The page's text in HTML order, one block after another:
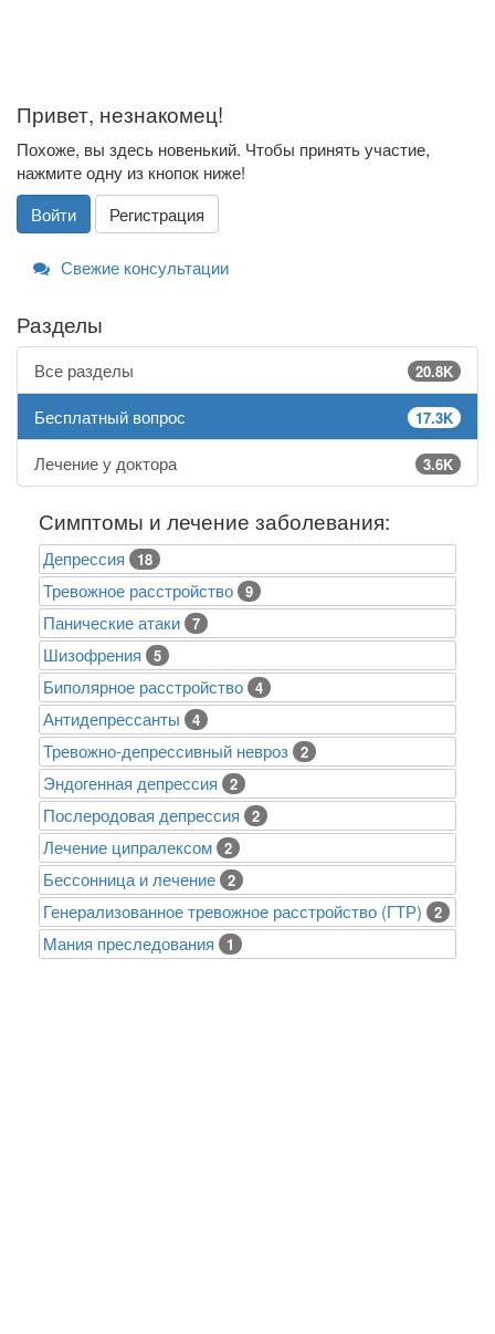
Привет, незнакомец!
Похоже, вы здесь новенький. Чтобы принять участие,
нажмите одну из кнопок ниже!
Войти
Регистрация
Свежие консультации
Разделы
Все разделы 20.8K
Бесплатный вопрос 17.3K
Лечение у доктора 3.6K
Симптомы и лечение заболевания:
Депрессия 18
Тревожное расстройство 9
Панические атаки 7
Шизофрения 5
Биполярное расстройство 4
Антидепрессанты 4
Тревожно-депрессивный невроз 2
Эндогенная депрессия 2
Послеродовая депрессия 2
Лечение ципралексом 2
Бессонница и лечение 2
Генерализованное тревожное расстройство (ГТР) 2
Mания преследования 1